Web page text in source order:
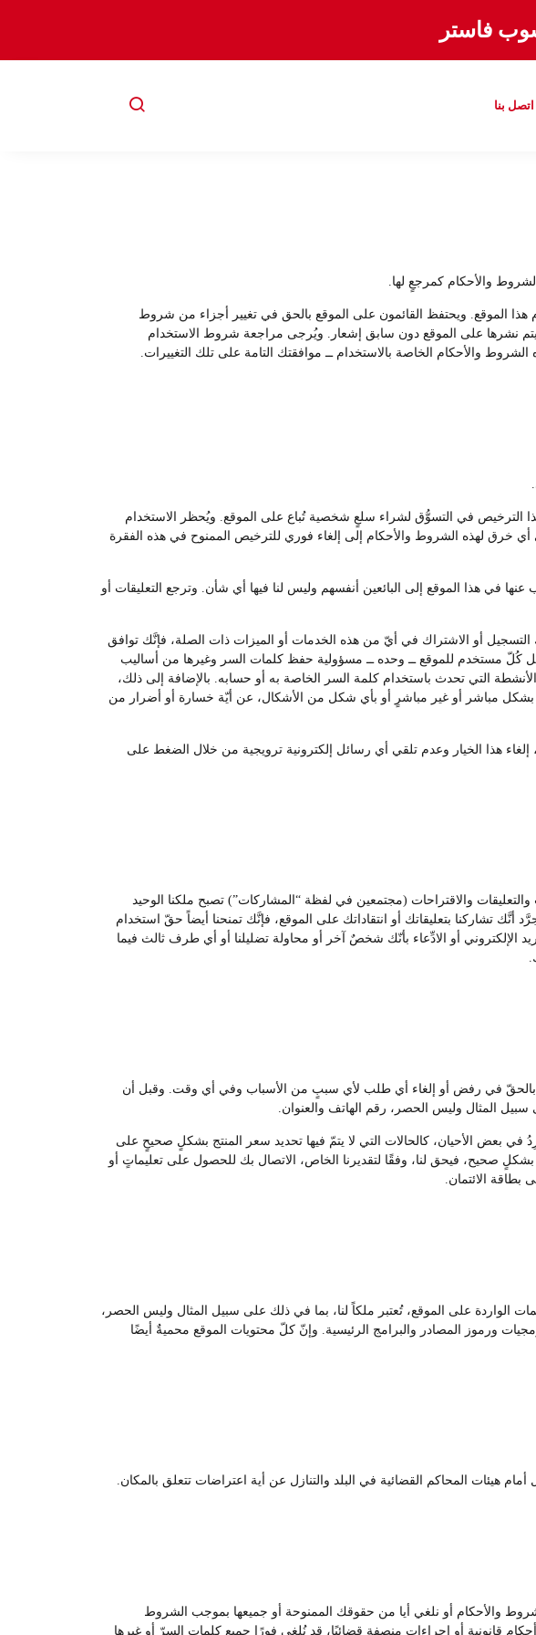
فاستر
اتصل بنا
والأحكام كمرجعٍ لها.
هذا الموقع. ويحتفظ القائمون على الموقع بالحق في تغيير أجزاء من شروط
يتم نشرها على الموقع دون سابق إشعار. ويُرجى مراجعة شروط الاستخدام
والأحكام الخاصة بالاستخدام ــ موافقتك التامة على تلك التغييرات.
الترخيص في التسوُّق لشراء سلعٍ شخصية تُباع على الموقع. ويُحظر الاستخدام
خرق لهذه الشروط والأحكام إلى إلغاء فوري للترخيص الممنوح في هذه الفقرة
في هذا الموقع إلى البائعين أنفسهم وليس لنا فيها أي شأن. وترجع التعليقات أو
أو الاشتراك في أيّ من هذه الخدمات أو الميزات ذات الصلة، فإنَّك توافق
كُلّ مستخدم للموقع ــ وحده ــ مسؤولية حفظ كلمات السر وغيرها من أساليب
التي تحدث باستخدام كلمة السر الخاصة به أو حسابه. بالإضافة إلى ذلك،
بشكل مباشر أو غير مباشرٍ أو بأي شكل من الأشكال، عن أيّة خسارة أو أضرار من
هذا الخيار وعدم تلقي أي رسائل إلكترونية ترويجية من خلال الضغط على
والاقتراحات (مجتمعين في لفظة “المشاركات”) تصبح ملكنا الوحيد
تشاركنا بتعليقاتك أو انتقاداتك على الموقع، فإنَّك تمنحنا أيضاً حقّ استخدام
الإلكتروني أو الادِّعاء بأنّك شخصٌ آخر أو محاولة تضليلنا أو أي طرف ثالث فيما
بالحقّ في رفض أو إلغاء أي طلب لأي سببٍ من الأسباب وفي أي وقت. وقبل أن
المثال وليس الحصر، رقم الهاتف والعنوان.
في بعض الأحيان، كالحالات التي لا يتمّ فيها تحديد سعر المنتج بشكلٍ صحيحٍ على
صحيح، فيحق لنا، وفقًا لتقديرنا الخاص، الاتصال بك للحصول على تعليماتٍ أو
بطاقة الائتمان.
على الموقع، تُعتبر ملكاً لنا، بما في ذلك على سبيل المثال وليس الحصر،
ورموز المصادر والبرامج الرئيسية. وإنّ كلّ محتويات الموقع محميةٌ أيضًا
المحاكم القضائية في البلد والتنازل عن أية اعتراضات تتعلق بالمكان.
والأحكام أو نلغي أيا من حقوقك الممنوحة أو جميعها بموجب الشروط
قانونية أو إجراءات منصفة قضائيًا، قد نُلغي فورًا جميع كلمات السرّ أو غيرها